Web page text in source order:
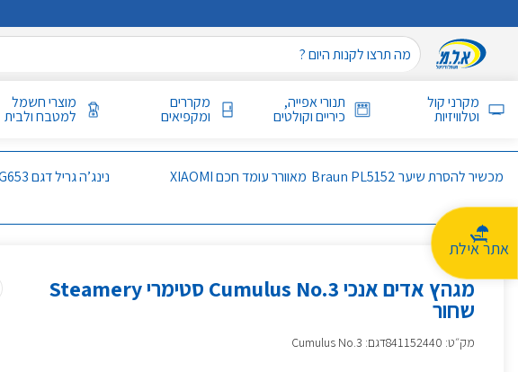
אתר אילת
מקרני קול
וטלוויזיות
תנורי אפייה,
כיריים וקולטים
מקררים
ומקפיאים
מוצרי חשמל
למטבח ולבית
מכשיר להסרת שיער Braun PL5152 מאוורר עומד חכם XIAOMI נינג’ה גריל דגם AG653
מגהץ ‏אדים אנכי Cumulus No.3 סטימרי Steamery
שחור
מק״ט:
841152440דגם: Cumulus No.3